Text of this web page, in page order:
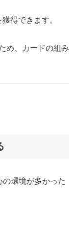
得できます。
め、カードの組み
環境が多かった